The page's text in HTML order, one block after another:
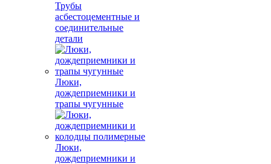
Трубы
асбестоцементные и
соединительные
детали
Люки,
дождеприемники и
трапы чугунные
Люки,
дождеприемники и